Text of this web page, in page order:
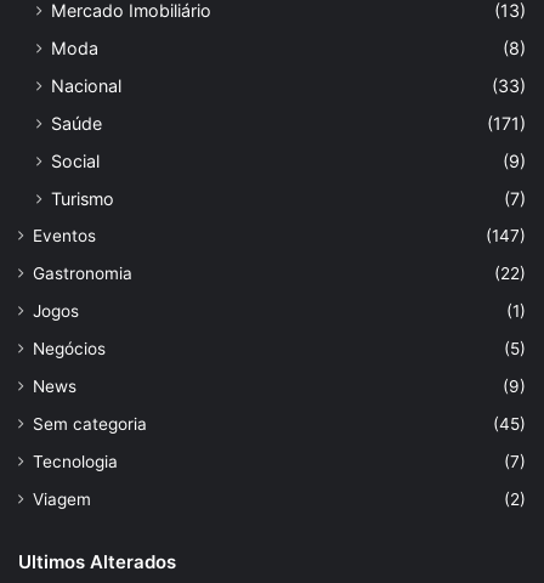
Mercado Imobiliário
(13)
Moda
(8)
Nacional
(33)
Saúde
(171)
Social
(9)
Turismo
(7)
Eventos
(147)
Gastronomia
(22)
Jogos
(1)
Negócios
(5)
News
(9)
Sem categoria
(45)
Tecnologia
(7)
Viagem
(2)
Ultimos Alterados